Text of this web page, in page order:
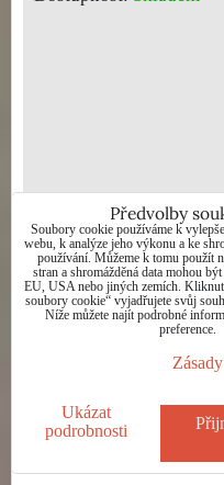
SVĚDCI
Dostupnost: Skladem
Předvolby
Soubory cookie používáme k
webu, k analýze jeho výkonu a ke
používání. Můžeme k tomu použít
stran a shromážděná data mohou
EU, USA nebo jiných zemích.
soubory cookie“ vyjadřujete svůj
Níže můžete najít podrobné
preference.
Ukázat
podrobnosti